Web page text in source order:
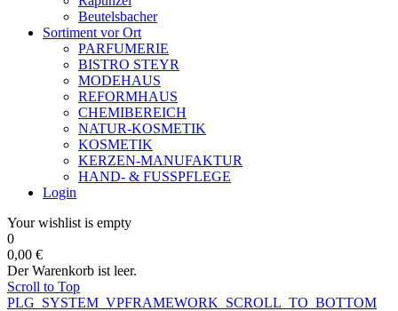
Beutelsbacher
Sortiment vor Ort
PARFUMERIE
BISTRO STEYR
MODEHAUS
REFORMHAUS
CHEMIBEREICH
NATUR-KOSMETIK
KOSMETIK
KERZEN-MANUFAKTUR
HAND- & FUSSPFLEGE
Login
Your wishlist is empty
0
0,00 €
Der Warenkorb ist leer.
Scroll to Top
PLG_SYSTEM_VPFRAMEWORK_SCROLL_TO_BOTTOM